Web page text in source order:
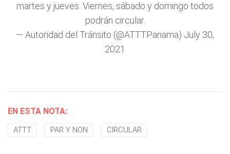
martes y jueves. Viernes, sábado y domingo todos
podrán circular.
— Autoridad del Tránsito (@ATTTPanama) July 30,
2021
EN ESTA NOTA:
ATTT PAR Y NON CIRCULAR